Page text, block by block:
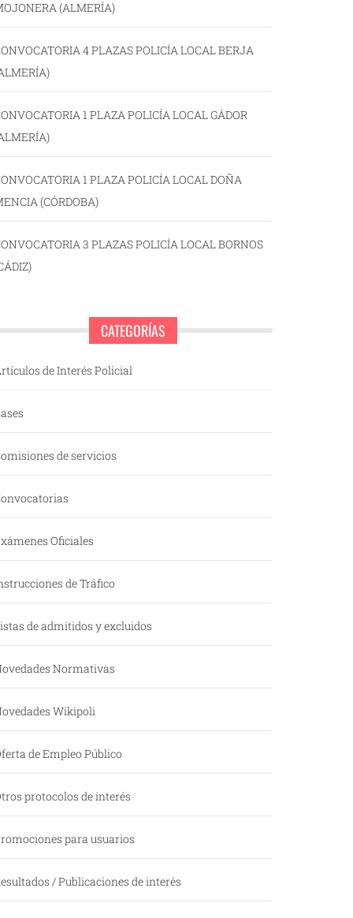
(ALMERÍA)
4 PLAZAS POLICÍA LOCAL BERJA
1 PLAZA POLICÍA LOCAL GÁDOR
1 PLAZA POLICÍA LOCAL DOÑA
(CÓRDOBA)
3 PLAZAS POLICÍA LOCAL BORNOS
CATEGORÍAS
de Interés Policial
de servicios
Oficiales
de Tráfico
de admitidos y excluidos
Normativas
Wikipoli
de Empleo Público
protocolos de interés
para usuarios
/ Publicaciones de interés